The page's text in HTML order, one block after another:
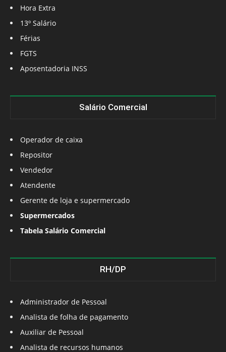
Hora Extra
13º Salário
Férias
FGTS
Aposentadoria INSS
Salário Comercial
Operador de caixa
Repositor
Vendedor
Atendente
Gerente de loja e supermercado
Supermercados
Tabela Salário Comercial
RH/DP
Administrador de Pessoal
Analista de folha de pagamento
Auxiliar de Pessoal
Analista de recursos humanos